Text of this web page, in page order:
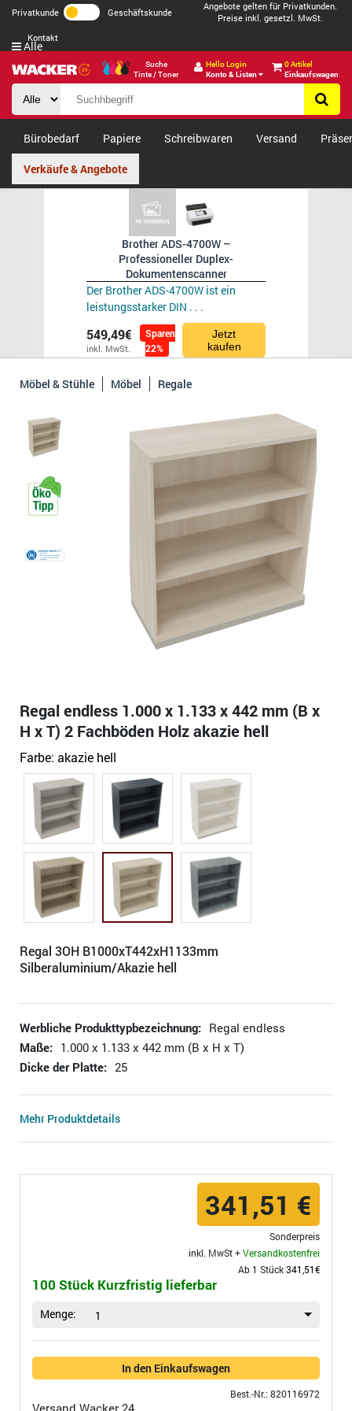
Privatkunde Geschäftskunde
Angebote gelten für Privatkunden.
Preise inkl. gesetzl. MwSt.
Kontakt
Suche
Tinte / Toner
Hello Login
Konto & Listen
0 Artikel
Einkaufswagen
Alle
Bürobedarf Papiere Schreibwaren Versand
Verkäufe & Angebote
Brother ADS-4700W –
Professioneller Duplex-
Dokumentenscanner
Der Brother ADS-4700W ist ein
leistungsstarker DIN . . .
549,49€
inkl. MwSt.
Sparen
22%
Jetzt
kaufen
Möbel & Stühle Möbel Regale
Regal endless 1.000 x 1.133 x 442 mm (B x
H x T) 2 Fachböden Holz akazie hell
Farbe: akazie hell
Regal 3OH B1000xT442xH1133mm
Silberaluminium/Akazie hell
Werbliche Produkttypbezeichnung: Regal endless
Maße: 1.000 x 1.133 x 442 mm (B x H x T)
Dicke der Platte: 25
Mehr Produktdetails
341,51 €
Sonderpreis
inkl. MwSt +Versandkostenfrei
Ab 1 Stück341,51€
100 Stück Kurzfristig lieferbar
Menge: 1
In den Einkaufswagen
Best.-Nr.: 820116972